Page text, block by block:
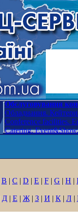
Обслуговування
Обладнання.
Conference facilities.
Catering.
B | C | D | E | F | G | H |
Д| Е | Ж| З| И | К| Л|